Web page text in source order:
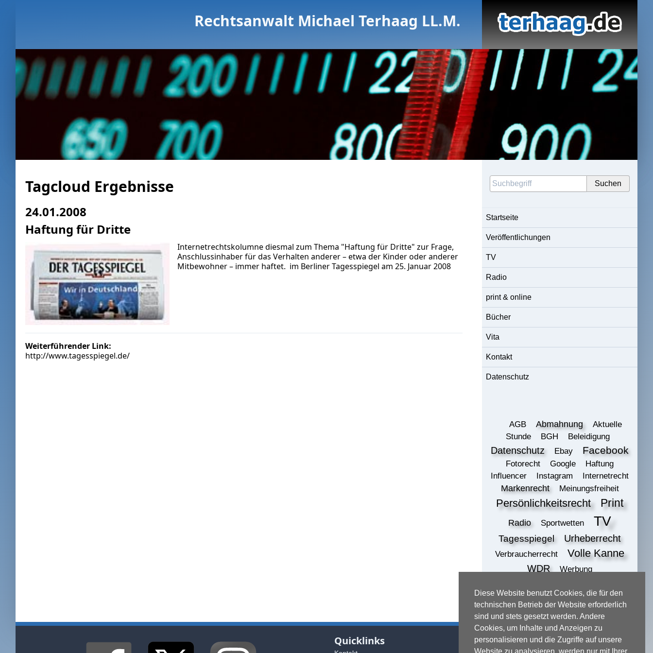
Diese Website benutzt Cookies, die für den
technischen Betrieb der Website erforderlich
sind und stets gesetzt werden. Andere
Cookies, um Inhalte und Anzeigen zu
personalisieren und die Zugriffe auf unsere
Rechtsanwalt Michael Terhaag LL.M.
Tagcloud Ergebnisse
24.01.2008
Haftung für Dritte
Internetrechtskolumne diesmal zum Thema "Haftung für Dritte" zur Frage,
Anschlussinhaber für das Verhalten anderer – etwa der Kinder oder anderer
Mitbewohner – immer haftet. im Berliner Tagesspiegel am 25. Januar 2008
Weiterführender Link:
http://www.tagesspiegel.de/
Startseite
Veröffentlichungen
TV
Radio
print & online
Bücher
Vita
Kontakt
Datenschutz
AGB Abmahnung
Aktuelle
Stunde
BGH Beleidigung
Datenschutz Ebay Facebook
Fotorecht Google
Haftung
Influencer
Instagram Internetrecht
Markenrecht Meinungsfreiheit
Persönlichkeitsrecht Print
Radio Sportwetten TV
Tagesspiegel Urheberrecht
Verbraucherrecht Volle Kanne
WDR Werbung
print
Quicklinks Kontaktadresse